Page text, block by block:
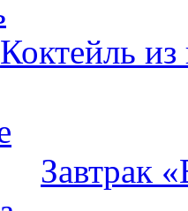
Коктейль из
Завтрак